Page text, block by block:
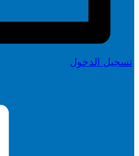
تسجيل الدخول